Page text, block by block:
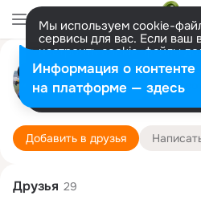
Мы используем cookie-
сервисы для вас. Если ваш
настроить cookie-файлы
представитель. Больше
Разрешить все
Сергей Дерунец
Борисов
20
Физико-
Добавить в друзья
Друзья 29
Информация о контенте
на платформе — здесь